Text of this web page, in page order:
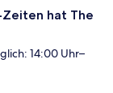
hat The
14:00 Uhr–